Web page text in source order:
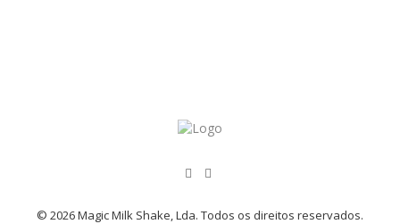
© 2026 Magic Milk Shake, Lda. Todos os direitos reservados.